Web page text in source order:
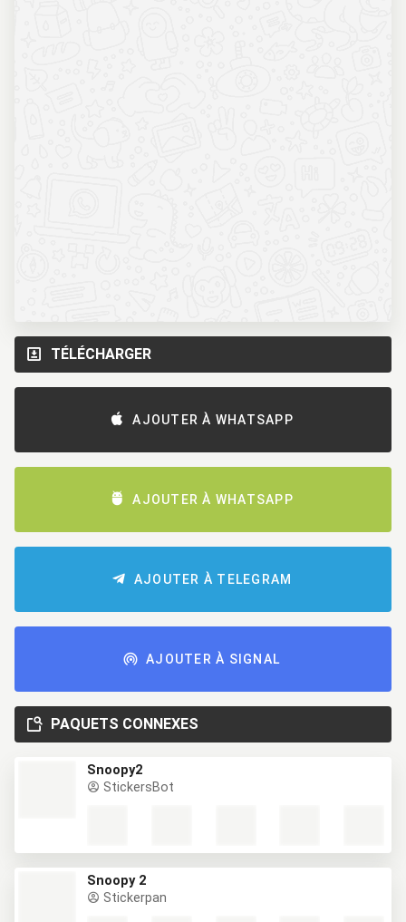
TÉLÉCHARGER
AJOUTER À WHATSAPP
AJOUTER À WHATSAPP
AJOUTER À TELEGRAM
AJOUTER À SIGNAL
PAQUETS CONNEXES
Snoopy2
StickersBot
Snoopy 2
Stickerpan